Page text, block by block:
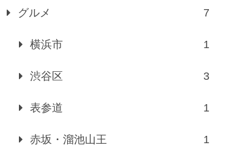
グルメ 7
横浜市 1
渋谷区 3
表参道 1
赤坂・溜池山王 1